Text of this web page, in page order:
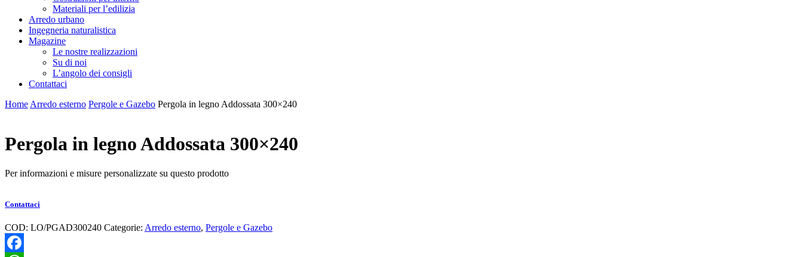
Materiali per l’edilizia
Arredo urbano
Ingegneria naturalistica
Magazine
Le nostre realizzazioni
Su di noi
L’angolo dei consigli
Contattaci
Home Arredo esterno Pergole e Gazebo Pergola in legno Addossata 300×240
Pergola in legno Addossata 300×240
Per informazioni e misure personalizzate su questo prodotto
Contattaci
COD: LO/PGAD300240 Categorie: Arredo esterno, Pergole e Gazebo